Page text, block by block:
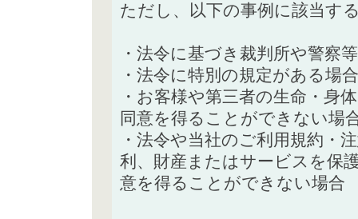
ただし、以下の事例に該当す
・法令に基づき裁判所や警察
・法令に特別の規定がある場合
・お客様や第三者の生命・身
同意を得ることができない場
・法令や当社のご利用規約・
利、財産またはサービスを保
意を得ることができない場合